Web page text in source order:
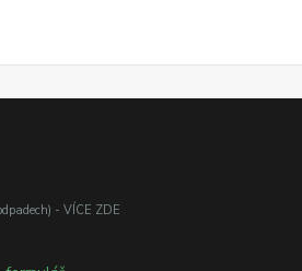
- VÍCE ZDE